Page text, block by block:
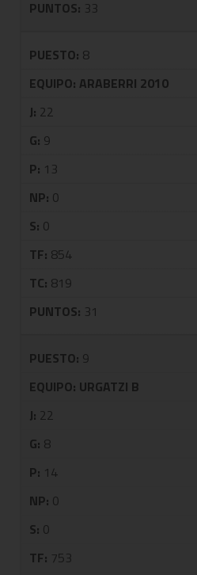
PUNTOS: 33
PUESTO: 8
EQUIPO: ARABERRI 2010
J: 22
G: 9
P: 13
NP: 0
S: 0
TF: 854
TC: 819
PUNTOS: 31
PUESTO: 9
EQUIPO: URGATZI B
J: 22
G: 8
P: 14
NP: 0
S: 0
TF: 753